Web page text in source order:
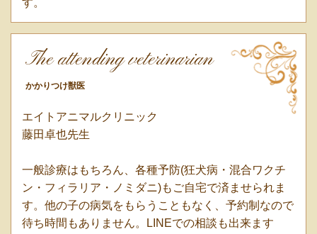
The attending veterinarian
かかりつけ獣医
エイトアニマルクリニック
藤田卓也先生
一般診療はもちろん、各種予防(狂犬病・混合ワクチ
ン・フィラリア・ノミダニ)もご自宅で済ませられま
す。他の子の病気をもらうこともなく、予約制なので
待ち時間もありません。LINEでの相談も出来ます